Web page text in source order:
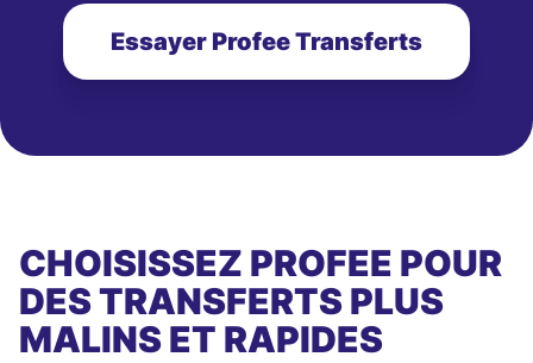
Essayer Profee Transferts
CHOISISSEZ PROFEE POUR
DES TRANSFERTS PLUS
MALINS ET RAPIDES